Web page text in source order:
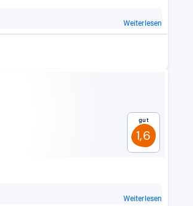
Weiterlesen
Gut
1,6
Weiterlesen